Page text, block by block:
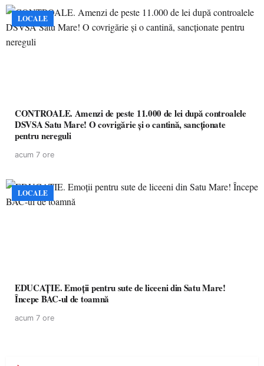
LOCALE
CONTROALE. Amenzi de peste 11.000 de lei după controalele
DSVSA Satu Mare! O covrigărie și o cantină, sancționate
pentru nereguli
acum 7 ore
LOCALE
EDUCAȚIE. Emoții pentru sute de liceeni din Satu Mare!
Începe BAC-ul de toamnă
acum 7 ore